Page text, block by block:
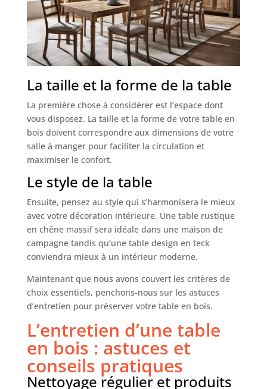
La taille et la forme de la table
La première chose à considérer est l’espace dont
vous disposez. La taille et la forme de votre table en
bois doivent correspondre aux dimensions de votre
salle à manger pour faciliter la circulation et
maximiser le confort.
Le style de la table
Ensuite, pensez au style qui s’harmonisera le mieux
avec votre décoration intérieure. Une table rustique
en chêne massif sera idéale dans une maison de
campagne tandis qu’une table design en teck
conviendra mieux à un intérieur moderne.
Maintenant que nous avons couvert les critères de
choix essentiels, penchons-nous sur les astuces
d’entretien pour préserver votre table en bois.
L’entretien d’une table
en bois : astuces et
conseils pratiques
Nettoyage régulier et produits